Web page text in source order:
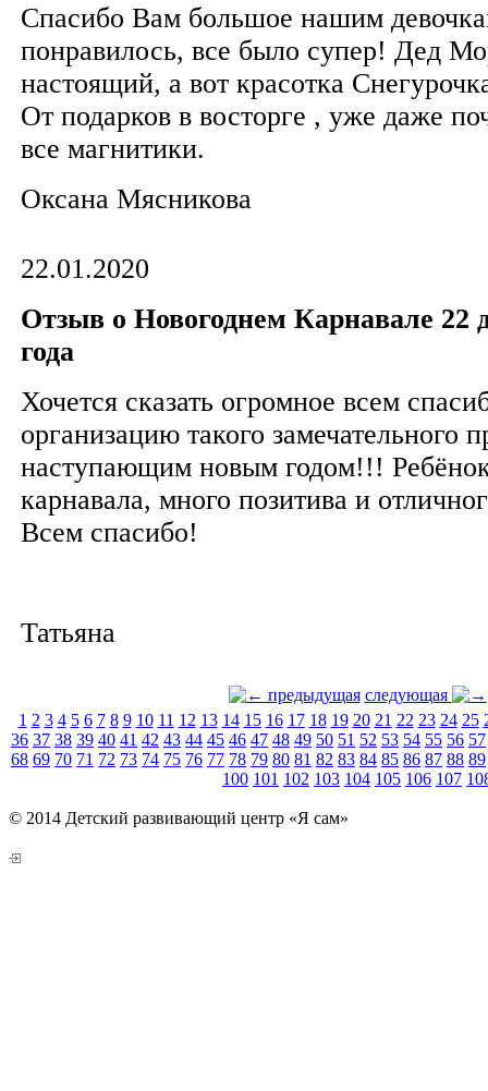
Спасибо Вам большое нашим
понравилось, все было супер! Дед
настоящий, а вот красотка
От подарков в восторге , уже даже
все магнитики.
Оксана Мясникова
22.01.2020
Отзыв о Новогоднем Карнавале 22
года
Хочется сказать огромное всем
организацию такого замечательного
наступающим новым годом!!! Ребёнок
карнавала, много позитива и
Всем спасибо!
Татьяна
предыдущая следующая
1 2 3 4 5 6 7 8 9 10 11 12 13 14 15 16 17 18 19 20 21 22 23 24 25
36 37 38 39 40 41 42 43 44 45 46 47 48 49 50 51 52 53 54 55 56 57
68 69 70 71 72 73 74 75 76 77 78 79 80 81 82 83 84 85 86 87 88 89
100 101 102 103 104 105 106 107
© 2014 Детский развивающий центр «Я сам»